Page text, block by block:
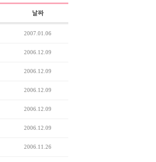
날짜
2007.01.06
2006.12.09
2006.12.09
2006.12.09
2006.12.09
2006.12.09
2006.11.26